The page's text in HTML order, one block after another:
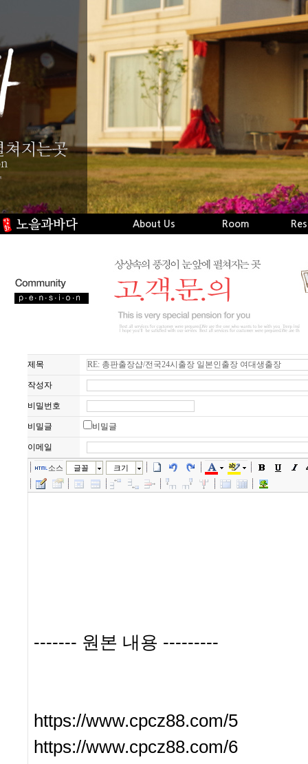
About Us
Naverblog
Facebook
Room
객실보기
제목
작성자
비밀번호
비밀글 비밀글
이메일
소스 글꼴 크기